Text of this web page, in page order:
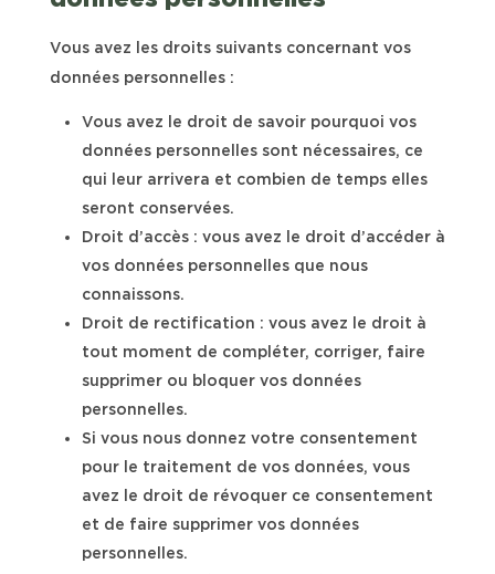
Vous avez les droits suivants concernant vos
données personnelles :
Vous avez le droit de savoir pourquoi vos
données personnelles sont nécessaires, ce
qui leur arrivera et combien de temps elles
seront conservées.
Droit d’accès : vous avez le droit d’accéder à
vos données personnelles que nous
connaissons.
Droit de rectification : vous avez le droit à
tout moment de compléter, corriger, faire
supprimer ou bloquer vos données
personnelles.
Si vous nous donnez votre consentement
pour le traitement de vos données, vous
avez le droit de révoquer ce consentement
et de faire supprimer vos données
personnelles.